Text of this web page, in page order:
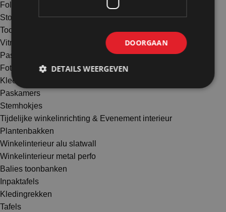
Folderhouder A5
Stoepborden
Toonbankdisplays
Vitrines
Paskamers Kleed- en Stemhokjes
Fotohokjes
Kleedhokjes
Paskamers
Stemhokjes
Tijdelijke winkelinrichting & Evenement interieur
Plantenbakken
Winkelinterieur alu slatwall
Winkelinterieur metal perfo
Balies toonbanken
Inpaktafels
Kledingrekken
Tafels
DOORGAAN
DETAILS WEERGEVEN